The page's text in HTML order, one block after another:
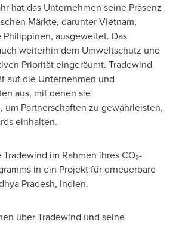
hat das Unternehmen seine Präsenz
Märkte, darunterVietnam,
ausgeweitet. Das
weiterhin dem Umweltschutz und
Priorität eingeräumt. Tradewind
auf die Unternehmen und
aus, mit denen sie
um Partnerschaften zu gewährleisten,
einhalten.
im Rahmen ihres CO₂-
in ein Projekt für erneuerbare
Pradesh, Indien.
über Tradewind und seine